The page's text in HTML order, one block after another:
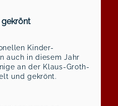
Schuljahr 2025/2026
gekrönt
Kinder-
auch in diesem Jahr
an der Klaus-Groth-
und gekrönt.
Majestäten gekrönt